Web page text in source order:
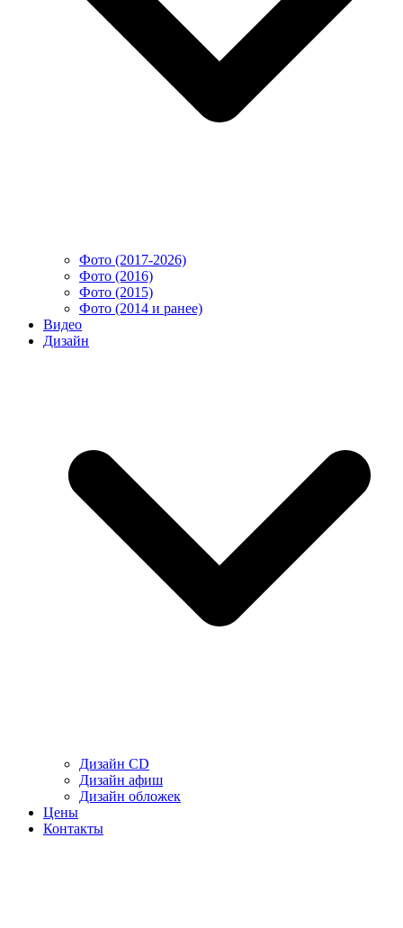
Фото (2017-2026)
Фото (2016)
Фото (2015)
Фото (2014 и ранее)
Видео
Дизайн
Дизайн CD
Дизайн афиш
Дизайн обложек
Цены
Контакты